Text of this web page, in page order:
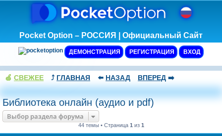
Pocket Option – РОССИЯ | Официальный Сайт
ДЕМОНСТРАЦИЯ РЕГИСТРАЦИЯ ВХОД
🍏 СВЕЖЕЕ ⤴️ ГЛАВНАЯ ⬅️ НАЗАД ВПЕРЕД ➡️
Библиотека онлайн (аудио и pdf)
Выбор раздела форума
44 темы • Страница 1 из 1